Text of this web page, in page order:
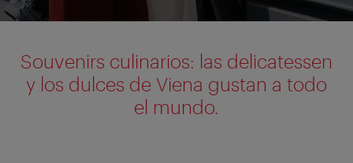
Souvenirs culinarios: las delicatessen
y los dulces de Viena gustan a todo
el mundo.